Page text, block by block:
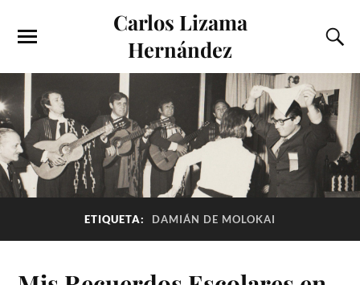
Carlos Lizama
Hernández
ETIQUETA: DAMIÁN DE MOLOKAI